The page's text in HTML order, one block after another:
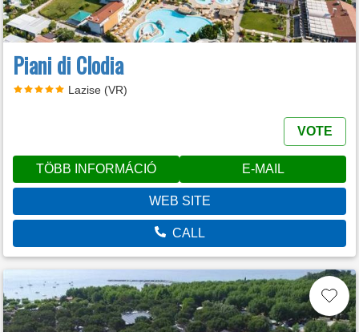
Piani di Clodia
Lazise (VR)
VOTE
TÖBB INFORMÁCIÓ E-MAIL
WEB SITE
CALL